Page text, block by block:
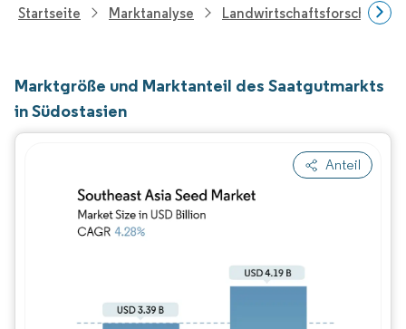
Startseite Marktanalyse Landwirtschaftsforschung
Marktgröße und Marktanteil des Saatgutmarkts
in Südostasien
Anteil